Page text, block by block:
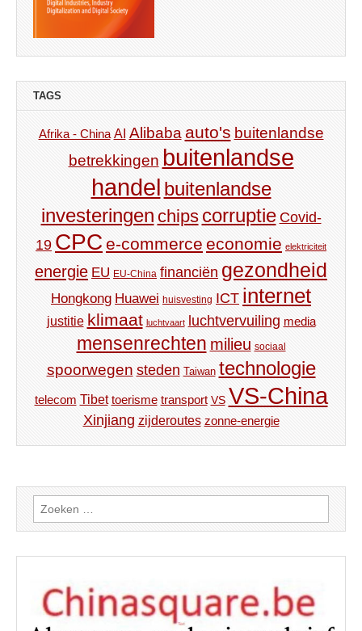
TAGS
Afrika - China AI Alibaba auto's buitenlandse
betrekkingen buitenlandse
handel buitenlandse
investeringen chips corruptie Covid-
19 CPC e-commerce economie elektriciteit
energie EU EU-China financiën gezondheid
Hongkong Huawei huisvesting ICT internet
justitie klimaat luchtvaart luchtvervuiling media
mensenrechten milieu sociaal
spoorwegen steden Taiwan technologie
telecom Tibet toerisme transport VS VS-China
Xinjiang zijderoutes zonne-energie
Zoeken
naar: